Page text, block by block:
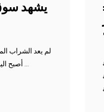
يشهد
لم يعد الشراب
أصبح اليوم وسيلة لخلق المشاعر، وصناعة ...